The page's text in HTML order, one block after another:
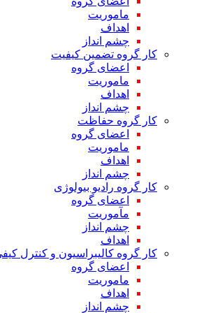
ماموریت
اهداف
چشم انداز
کار گروه تضمین کیفیت
اعضای گروه
ماموریت
اهداف
چشم انداز
کار گروه حفاظت
اعضای گروه
ماموریت
اهداف
چشم انداز
کار گروه رادیو بیولوژی
اعضای گروه
مآموریت
چشم انداز
اهداف
کار گروه کالیبراسیون و کنترل کیفی
اعضای گروه
ماموریت
اهداف
چشم انداز